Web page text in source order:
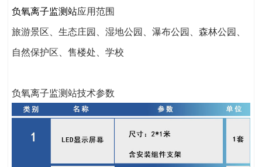
负氧离子监测站应用范围
旅游景区、生态庄园、湿地公园、瀑布公园、森林公园、
自然保护区、售楼处、学校
负氧离子监测站技术参数